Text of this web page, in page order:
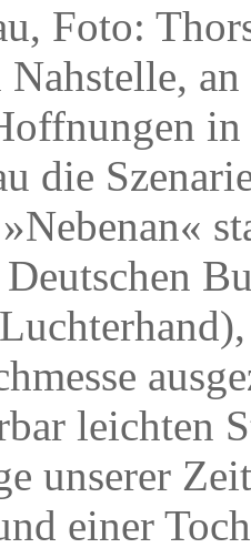
Foto:
die
leichten
unserer
einer